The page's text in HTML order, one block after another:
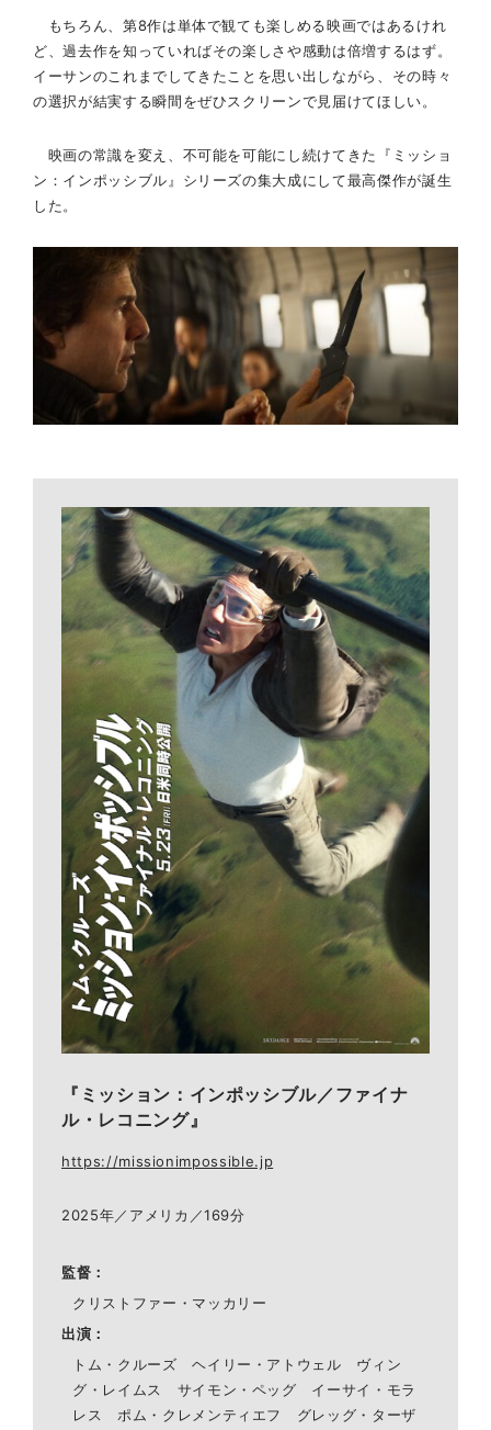
もちろん、第8作は単体で観ても楽しめる映画ではあるけれ
ど、過去作を知っていればその楽しさや感動は倍増するはず。
イーサンのこれまでしてきたことを思い出しながら、その時々
の選択が結実する瞬間をぜひスクリーンで見届けてほしい。
映画の常識を変え、不可能を可能にし続けてきた『ミッショ
ン：インポッシブル』シリーズの集大成にして最高傑作が誕生
した。
『ミッション：インポッシブル／ファイナ
ル・レコニング』
https://missionimpossible.jp
2025年／アメリカ／169分
監督
クリストファー・マッカリー
出演
トム・クルーズ ヘイリー・アトウェル ヴィン
グ・レイムス サイモン・ペッグ イーサイ・モラ
レス ポム・クレメンティエフ グレッグ・ターザ